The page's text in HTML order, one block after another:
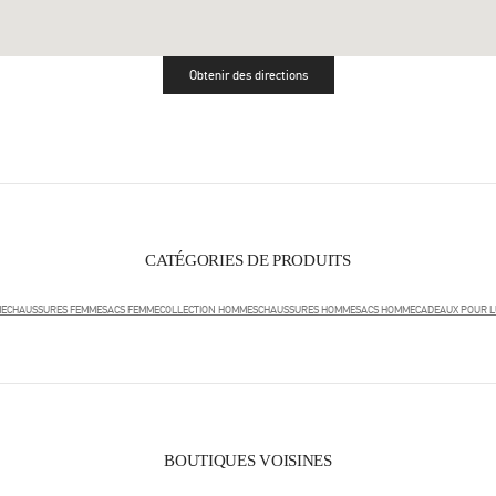
Obtenir des directionsLink Opens in New Tab
CATÉGORIES DE PRODUITS
CHAUSSURES FEMMESACS FEMMECOLLECTION HOMMESCHAUSSURES HOMMESACS HOMMECADEAUX POUR
BOUTIQUES VOISINES